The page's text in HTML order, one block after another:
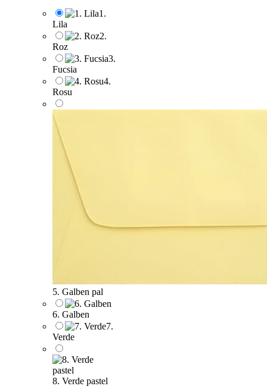
1.
Lila
2.
Roz
3.
Fucsia
4.
Rosu
5. Galben pal
6. Galben
7.
Verde
8. Verde pastel